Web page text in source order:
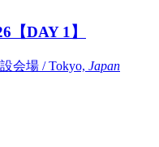
【DAY 1】
会場 / Tokyo, Japan